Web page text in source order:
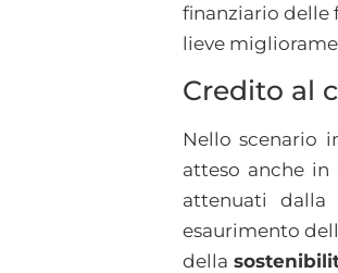
finanziario delle
lieve
Credito al
Nello scenario
atteso anche
attenuati dalla
esaurimento
della